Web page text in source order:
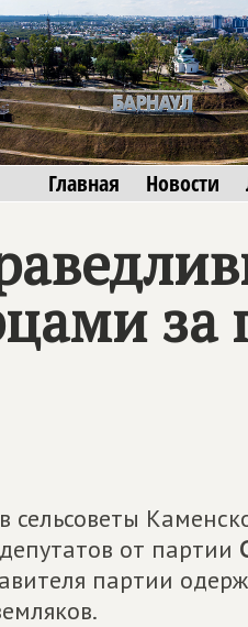
Главная Новости
за
от партии
партии